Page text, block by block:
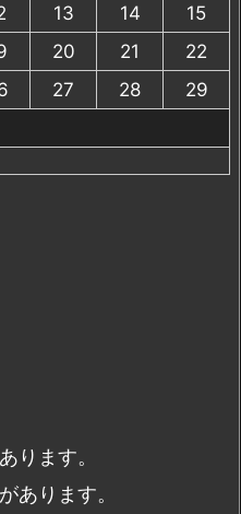
13 14
15
20 21
22
27 28
29
ります。
あります。